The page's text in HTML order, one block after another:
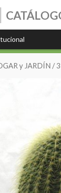
y JARDÍN /